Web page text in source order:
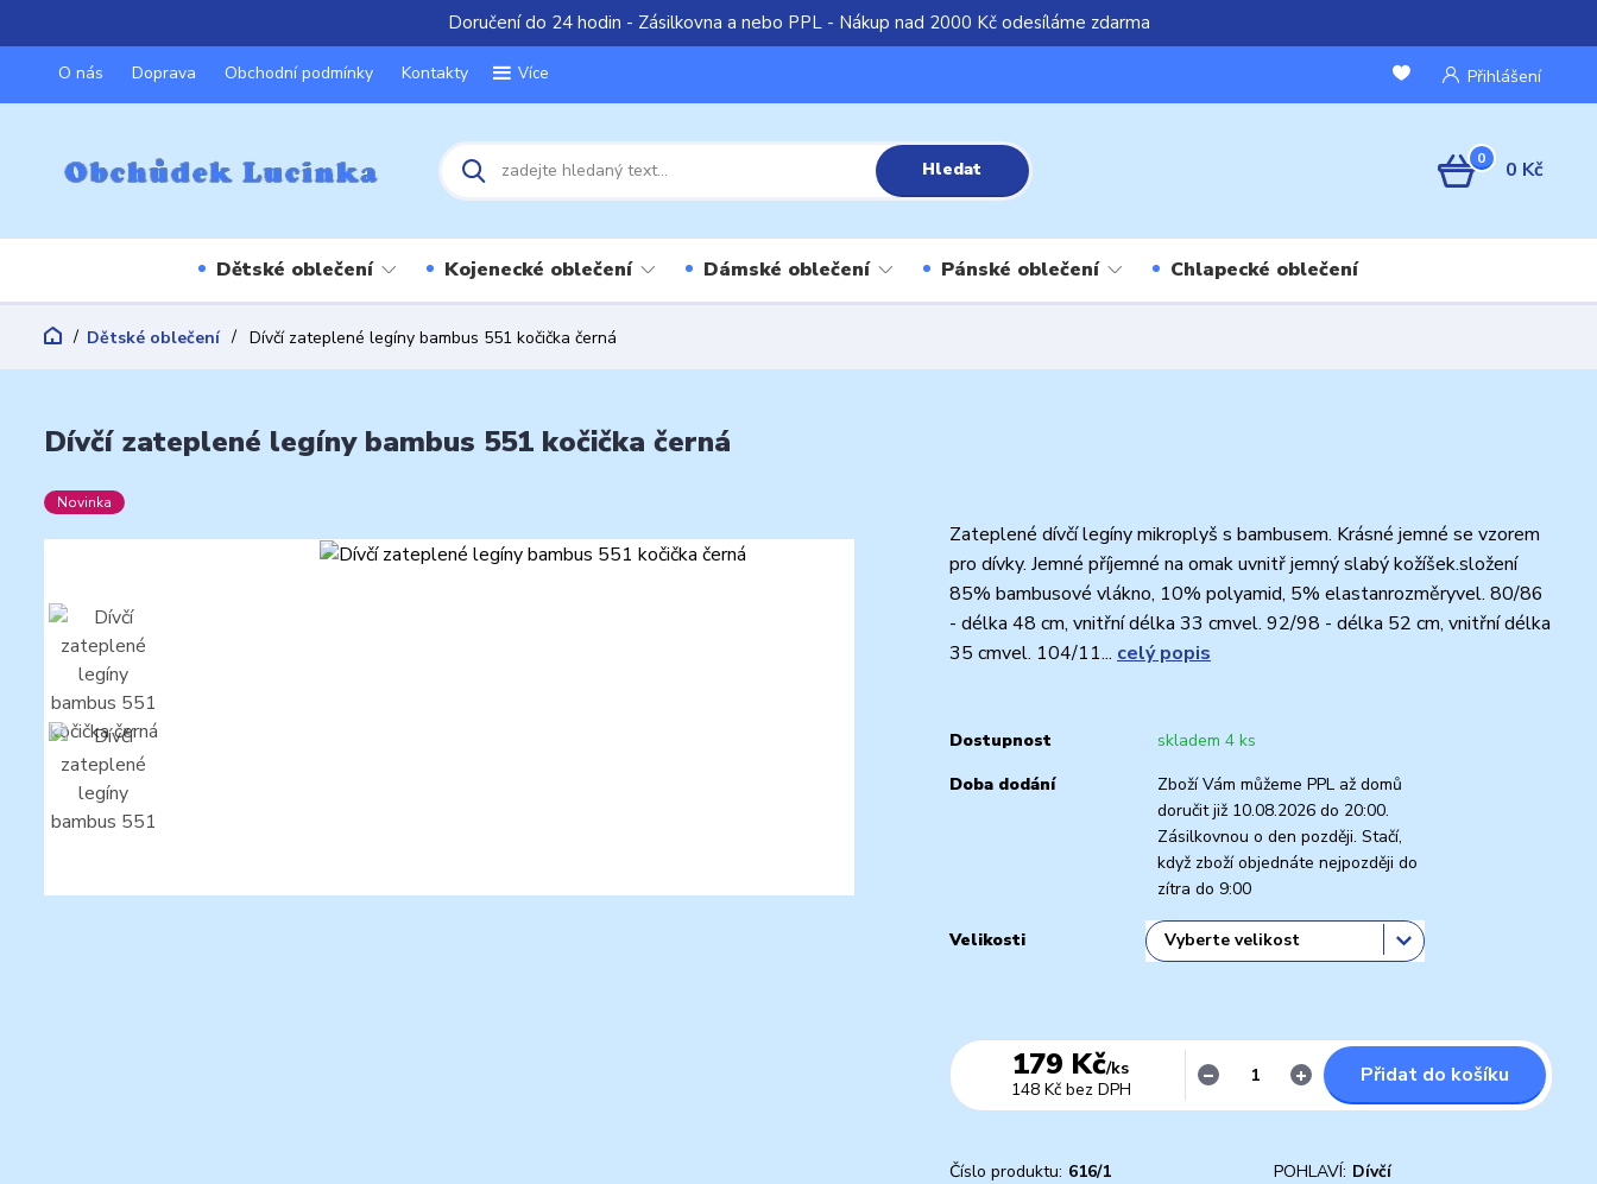
Doručení do 24 hodin - Zásilkovna a nebo PPL - Nákup nad 2000 Kč odesíláme zdarma
O nás Doprava Obchodní podmínky Kontakty Více Přihlášení
Hledat 0 0 Kč
Dětské oblečení Kojenecké oblečení Dámské oblečení Pánské oblečení Chlapecké oblečení
Dětské oblečení Dívčí zateplené legíny bambus 551 kočička černá
Dívčí zateplené legíny bambus 551 kočička černá
Novinka
Zateplené dívčí legíny mikroplyš s bambusem. Krásné jemné se vzorem
pro dívky. Jemné příjemné na omak uvnitř jemný slabý kožíšek.složení
85% bambusové vlákno, 10% polyamid, 5% elastanrozměryvel. 80/86
- délka 48 cm, vnitřní délka 33 cmvel. 92/98 - délka 52 cm, vnitřní délka
35 cmvel. 104/11... celý popis
Dostupnost
skladem 4 ks
Doba dodání
Zboží Vám můžeme PPL až domů
doručit již 10.08.2026 do 20:00.
Zásilkovnou o den později. Stačí,
když zboží objednáte nejpozději do
zítra do 9:00
Velikosti
179 Kč/ks
148 Kč bez DPH
Přidat do košíku
Číslo produktu: 616/1 POHLAVÍ: Dívčí